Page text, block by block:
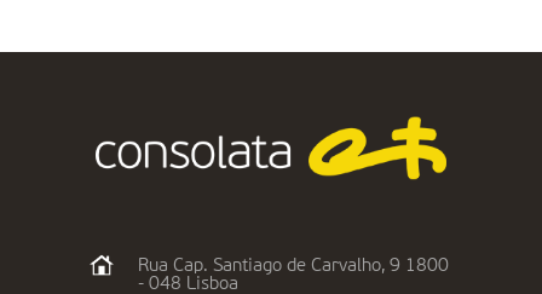
Rua Cap. Santiago de Carvalho, 9 1800
- 048 Lisboa